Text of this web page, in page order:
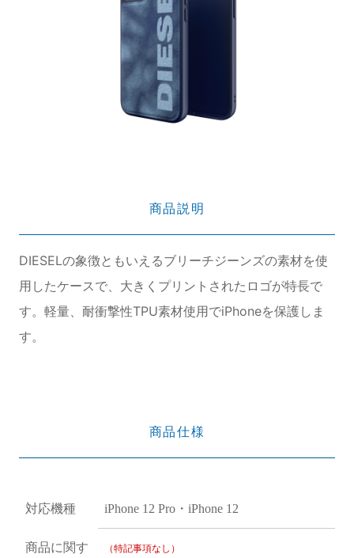
商品説明
DIESELの象徴ともいえるブリーチジーンズの素材を使
用したケースで、大きくプリントされたロゴが特長で
す。軽量、耐衝撃性TPU素材使用でiPhoneを保護しま
す。
商品仕様
対応機種 iPhone 12 Pro・iPhone 12
商品に関す
（特記事項なし）